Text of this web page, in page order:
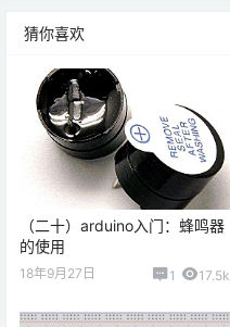
猜你喜欢
（二十）arduino入门：蜂鸣器
的使用
18年9月27日 1 17.5k